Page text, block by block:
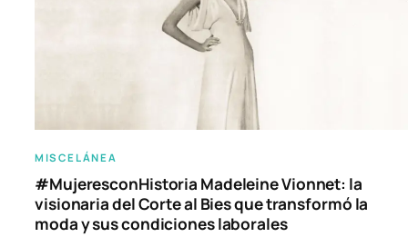
MISCELÁNEA
#MujeresconHistoria Madeleine Vionnet: la
visionaria del Corte al Bies que transformó la
moda y sus condiciones laborales